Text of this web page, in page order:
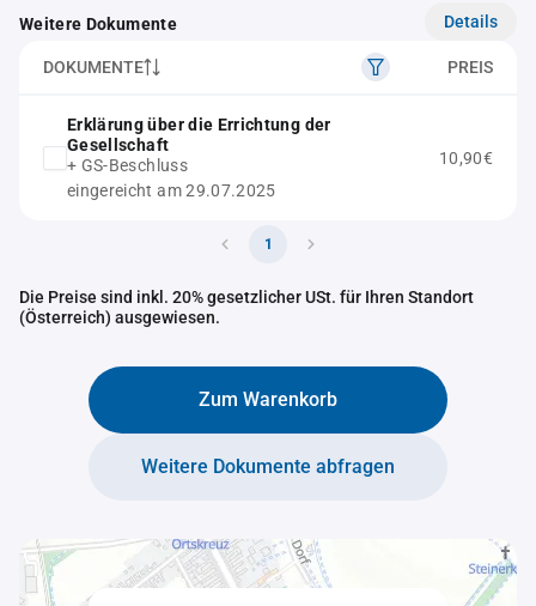
Weitere Dokumente Details
DOKUMENTE PREIS
Erklärung über die Errichtung der
Gesellschaft
+ GS-Beschluss
eingereicht am 29.07.2025
10,90€
1
Die Preise sind inkl. 20% gesetzlicher USt. für Ihren Standort
(Österreich) ausgewiesen.
Zum Warenkorb
Weitere Dokumente abfragen